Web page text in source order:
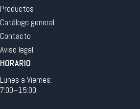
Productos
Catálogo general
Contacto
Aviso legal
HORARIO
Lunes a Viernes:
7:00–15:00